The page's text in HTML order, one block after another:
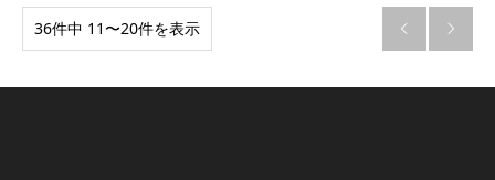
36件中 11〜20件を表示  